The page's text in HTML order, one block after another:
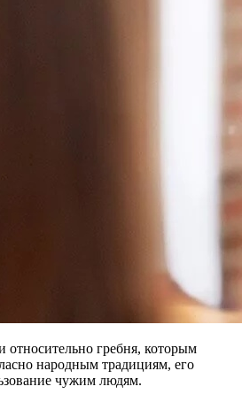
относительно гребня, которым
народным традициям, его
чужим людям.